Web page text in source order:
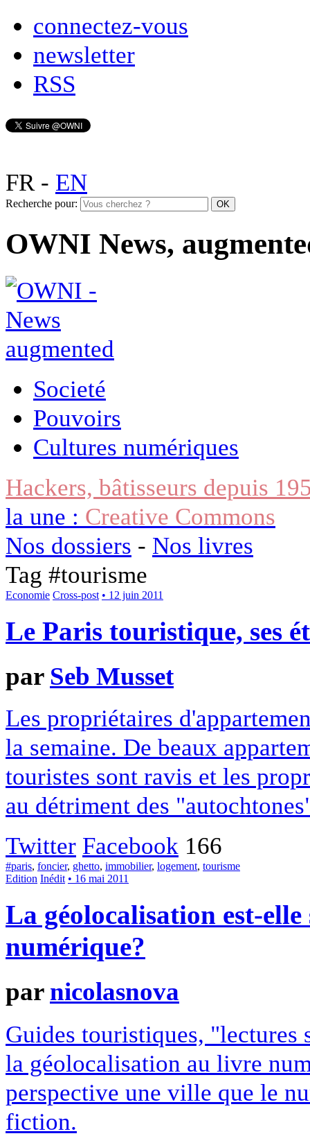
connectez-vous
newsletter
RSS
FR- EN
Recherche pour:
OWNI News,
Societé
Pouvoirs
Cultures numériques
Hackers, bâtisseurs depuis
la une : Creative Commons
Nos dossiers - Nos livres
Tag #tourisme
Economie Cross-post • 12 juin 2011
Le Paris touristique, ses
par Seb Musset
Les propriétaires
la semaine. De beaux
touristes sont ravis et les
au détriment des
Twitter Facebook 166
#paris, foncier, ghetto, immobilier, logement, tourisme
Edition Inédit • 16 mai 2011
La géolocalisation est-
numérique?
par nicolasnova
Guides touristiques, "lectures
la géolocalisation au livre
perspective une ville que le
fiction.